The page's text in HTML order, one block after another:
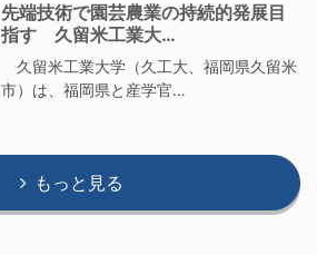
先端技術で園芸農業の持続的発展目
指す 久留米工業大…
久留米工業大学（久工大、福岡県久留米
市）は、福岡県と産学官…
もっと見る